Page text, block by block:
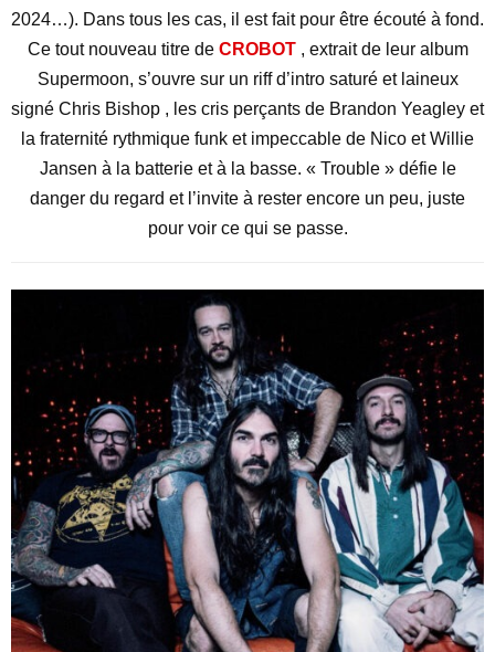
2024…). Dans tous les cas, il est fait pour être écouté à fond.
Ce tout nouveau titre de CROBOT , extrait de leur album
Supermoon, s’ouvre sur un riff d’intro saturé et laineux
signé Chris Bishop , les cris perçants de Brandon Yeagley et
la fraternité rythmique funk et impeccable de Nico et Willie
Jansen à la batterie et à la basse. « Trouble » défie le
danger du regard et l’invite à rester encore un peu, juste
pour voir ce qui se passe.